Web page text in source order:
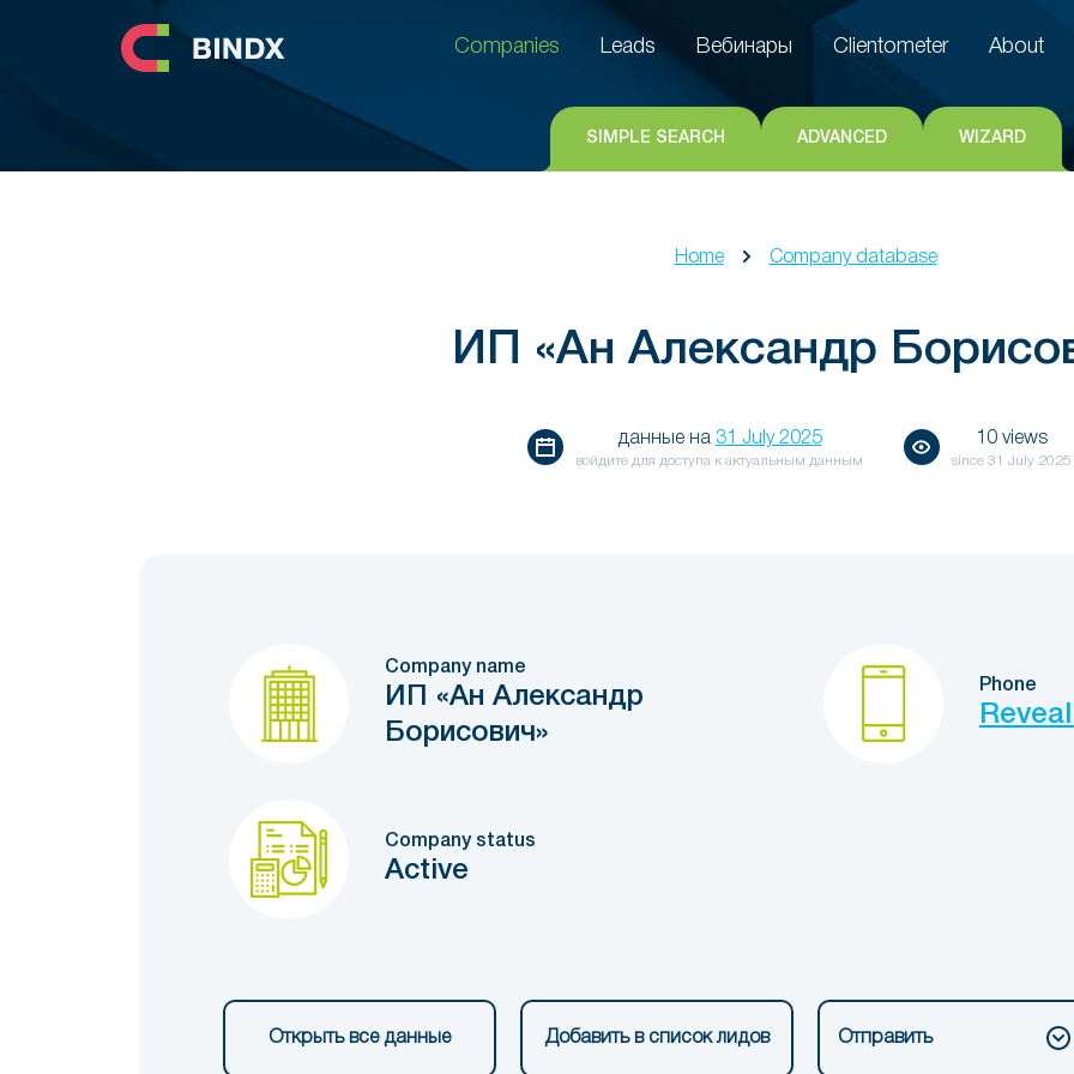
Clientometer
Companies
Leads Вебинары Clientometer About
SIMPLE SEARCH ADVANCED WIZARD
Home Company database
ИП «Ан Александр
данные на 31 July 2025
войдите для доступа к актуальным данным
10 views
since 31 July 2025
Company name
ИП «Ан Александр
Борисович»
Phone
Company status
Active
Открыть все данные Добавить в список лидов Отправить